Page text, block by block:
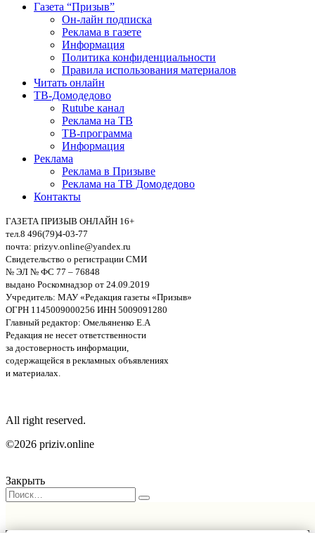
Газета “Призыв”
Он-лайн подписка
Реклама в газете
Информация
Политика конфиденциальности
Правила использования материалов
Читать онлайн
ТВ-Домодедово
Rutube канал
Реклама на ТВ
ТВ-программа
Информация
Реклама
Реклама в Призыве
Реклама на ТВ Домодедово
Контакты
ГАЗЕТА ПРИЗЫВ ОНЛАЙН 16+
тел.8 496(79)4-03-77
почта: prizyv.online@yandex.ru
Свидетельство о регистрации СМИ
№ ЭЛ № ФС 77 – 76848
выдано Роскомнадзор от 24.09.2019
Учредитель: МАУ «Редакция газеты «Призыв»
ОГРН 1145009000256 ИНН 5009091280
Главный редактор: Омельяненко Е.А
Редакция не несет ответственности
за достоверность информации,
содержащейся в рекламных объявлениях
и материалах.
All right reserved.
©2026 priziv.online
Закрыть